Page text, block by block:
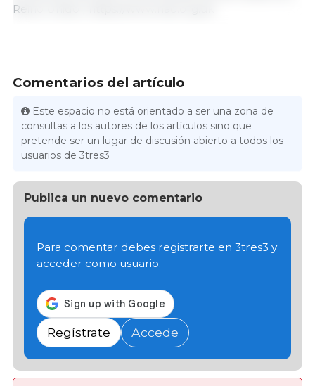
Reino Unido | https://www.nao.org.uk
Comentarios del artículo
Este espacio no está orientado a ser una zona de
consultas a los autores de los artículos sino que
pretende ser un lugar de discusión abierto a todos los
usuarios de 3tres3
Publica un nuevo comentario
Para comentar debes registrarte en 3tres3 y
acceder como usuario.
Regístrate Accede